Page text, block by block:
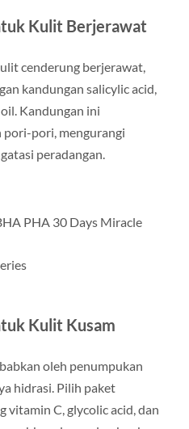
Kulit Berjerawat
cenderung berjerawat,
kandungan salicylic acid,
Kandungan ini
pori-pori, mengurangi
peradangan.
PHA 30 Days Miracle
Kulit Kusam
oleh penumpukan
hidrasi. Pilih paket
vitamin C, glycolic acid, dan